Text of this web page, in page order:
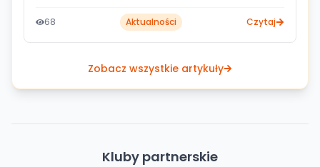
spadek do walki o 15. lokatę, ale przede wszystkim utratę
bezpośredniej przepustki na przyszłoroczny mundial do
68 Aktualności Czytaj
Zobacz wszystkie artykuły
Kluby partnerskie